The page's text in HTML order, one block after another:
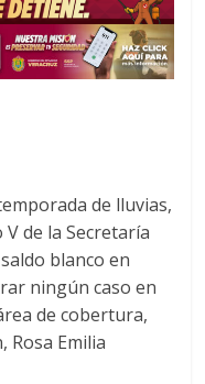
de lluvias,
de la Secretaría
blanco en
ningún caso en
de cobertura,
Rosa Emilia